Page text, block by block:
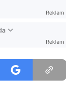
Reklam
Reklam